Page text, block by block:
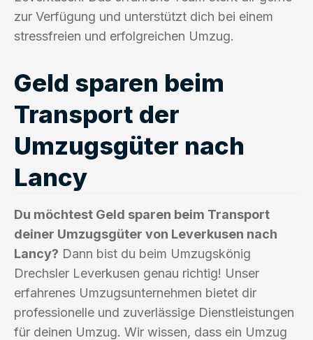
zur Verfügung und unterstützt dich bei einem
stressfreien und erfolgreichen Umzug.
Geld sparen beim
Transport der
Umzugsgüter nach
Lancy
Du möchtest Geld sparen beim Transport
deiner Umzugsgüter von Leverkusen nach
Lancy? Dann bist du beim Umzugskönig
Drechsler Leverkusen genau richtig! Unser
erfahrenes Umzugsunternehmen bietet dir
professionelle und zuverlässige Dienstleistungen
für deinen Umzug. Wir wissen, dass ein Umzug